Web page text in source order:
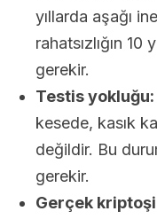
yıllarda aşağı
rahatsızlığın
gerekir.
Testis yokluğu:
kesede, kasık
değildir. Bu
gerekir.
Gerçek